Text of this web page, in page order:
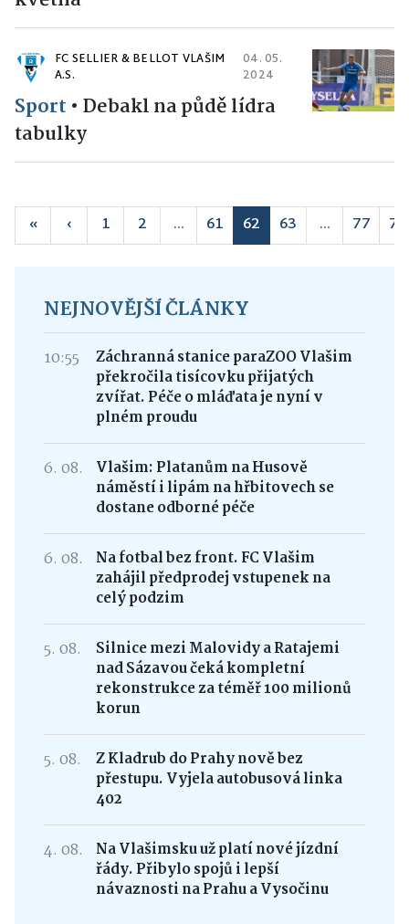
FC SELLIER & BELLOT VLAŠIM
A.S.
04. 05.
2024
Sport • Debakl na půdě lídra
tabulky
« ‹ 1 2 ... 61 62 63 ... 77 78
NEJNOVĚJŠÍ ČLÁNKY
10:55
Záchranná stanice paraZOO Vlašim
překročila tisícovku přijatých
zvířat. Péče o mláďata je nyní v
plném proudu
6. 08.
Vlašim: Platanům na Husově
náměstí i lipám na hřbitovech se
dostane odborné péče
6. 08.
Na fotbal bez front. FC Vlašim
zahájil předprodej vstupenek na
celý podzim
5. 08.
Silnice mezi Malovidy a Ratajemi
nad Sázavou čeká kompletní
rekonstrukce za téměř 100 milionů
korun
5. 08.
Z Kladrub do Prahy nově bez
přestupu. Vyjela autobusová linka
402
4. 08.
Na Vlašimsku už platí nové jízdní
řády. Přibylo spojů i lepší
návaznosti na Prahu a Vysočinu